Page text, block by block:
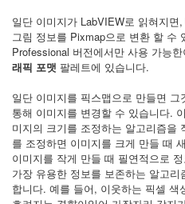
일단 이미지가 LabVIEW로 읽혀지
그림 정보를 Pixmap으로 변환 할 수
Professional 버전에서만 사용 가능
래픽 포맷 팔레트에 있습니다.
일단 이미지를 픽스맵으로 만들면
통해 이미지를 변경할 수 있습니다.
미지의 크기를 조정하는 알고리즘을
를 조정하면 이미지를 크게 만들 때
이미지를 작게 만들 때 필연적으로
가장 유용한 정보를 보존하는 알고
합니다. 예를 들어, 이웃하는 픽셀